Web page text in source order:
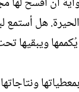
هل أستمع
ويبقيها